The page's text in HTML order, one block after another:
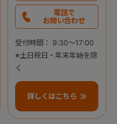
電話で
お問い合わせ
受付時間： 9:30～17:00
※土日祝日・年末年始を除
く
詳しくはこちら